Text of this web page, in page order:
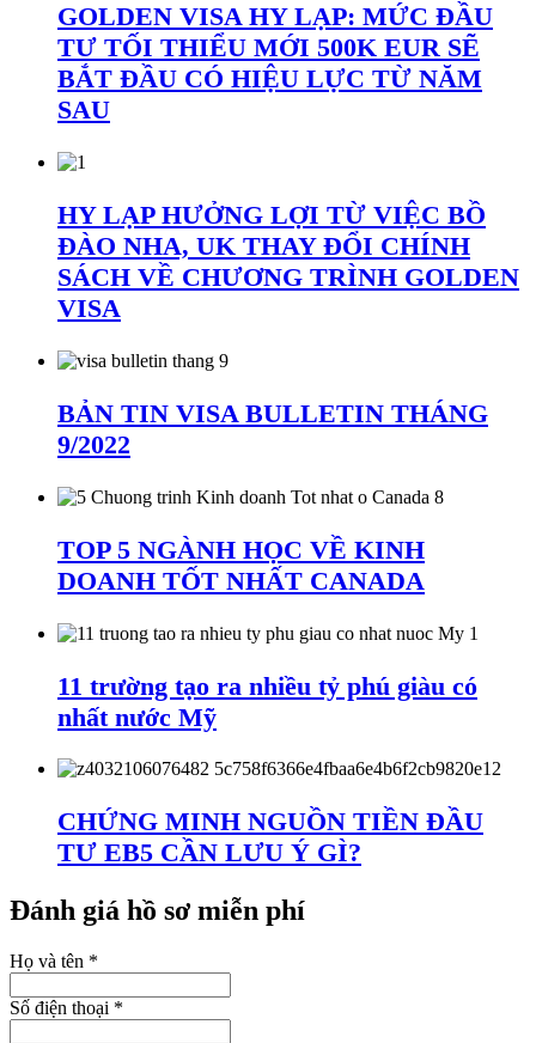
GOLDEN VISA HY LẠP: MỨC ĐẦU
TƯ TỐI THIỂU MỚI 500K EUR SẼ
BẮT ĐẦU CÓ HIỆU LỰC TỪ NĂM
SAU
HY LẠP HƯỞNG LỢI TỪ VIỆC BỒ
ĐÀO NHA, UK THAY ĐỔI CHÍNH
SÁCH VỀ CHƯƠNG TRÌNH GOLDEN
VISA
BẢN TIN VISA BULLETIN THÁNG
9/2022
TOP 5 NGÀNH HỌC VỀ KINH
DOANH TỐT NHẤT CANADA
11 trường tạo ra nhiều tỷ phú giàu có
nhất nước Mỹ
CHỨNG MINH NGUỒN TIỀN ĐẦU
TƯ EB5 CẦN LƯU Ý GÌ?
Đánh giá hồ sơ miễn phí
Họ và tên *
Số điện thoại *